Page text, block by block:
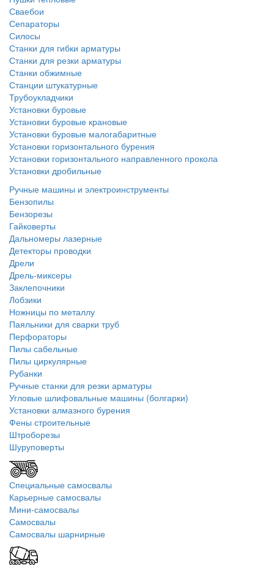
Сваебои
Сепараторы
Силосы
Станки для гибки арматуры
Станки для резки арматуры
Станки обжимные
Станции штукатурные
Трубоукладчики
Установки буровые
Установки буровые крановые
Установки буровые малогабаритные
Установки горизонтального бурения
Установки горизонтального направленного прокола
Установки дробильные
Ручные машины и электроинструменты
Бензопилы
Бензорезы
Гайковерты
Дальномеры лазерные
Детекторы проводки
Дрели
Дрель-миксеры
Заклепочники
Лобзики
Ножницы по металлу
Паяльники для сварки труб
Перфораторы
Пилы сабельные
Пилы циркулярные
Рубанки
Ручные станки для резки арматуры
Угловые шлифовальные машины (болгарки)
Установки алмазного бурения
Фены строительные
Штроборезы
Шуруповерты
Специальные самосвалы
Карьерные самосвалы
Мини-самосвалы
Самосвалы
Самосвалы шарнирные